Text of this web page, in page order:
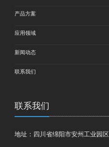
产品方案
应用领域
新闻动态
联系我们
联系我们
地址：四川省绵阳市安州工业园区